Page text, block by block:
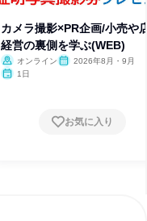
カメラ撮影×PR企画/小売や
経営の裏側を学ぶ(WEB)
オンライン
2026年8月・9月
1日
お気に入り